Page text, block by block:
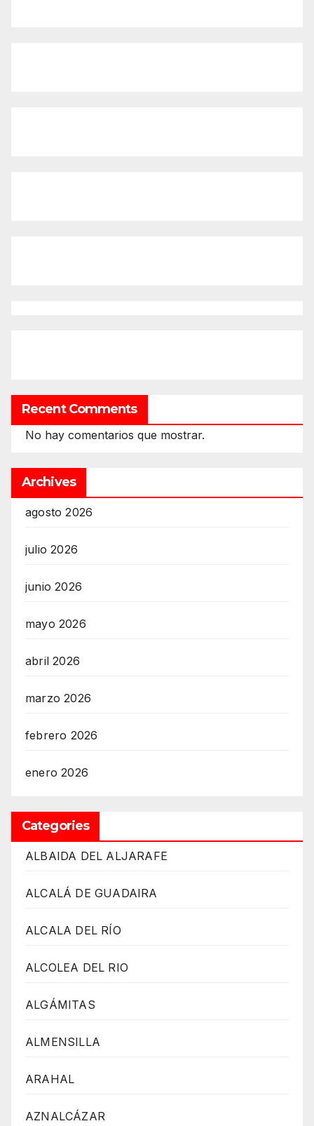
Recent Comments
No hay comentarios que mostrar.
Archives
agosto 2026
julio 2026
junio 2026
mayo 2026
abril 2026
marzo 2026
febrero 2026
enero 2026
Categories
ALBAIDA DEL ALJARAFE
ALCALÁ DE GUADAIRA
ALCALA DEL RÍO
ALCOLEA DEL RIO
ALGÁMITAS
ALMENSILLA
ARAHAL
AZNALCÁZAR